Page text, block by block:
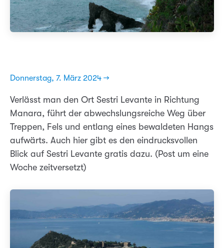
Donnerstag, 7. März 2024 →
Verlässt man den Ort Sestri Levante in Richtung
Manara, führt der abwechslungsreiche Weg über
Treppen, Fels und entlang eines bewaldeten Hangs
aufwärts. Auch hier gibt es den eindrucksvollen
Blick auf Sestri Levante gratis dazu. (Post um eine
Woche zeitversetzt)